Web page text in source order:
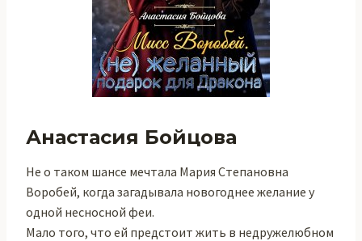
Анастасия Бойцова
Не о таком шансе мечтала Мария Степановна
Воробей, когда загадывала новогоднее желание у
одной несносной феи.
Мало того, что ей предстоит жить в недружелюбном